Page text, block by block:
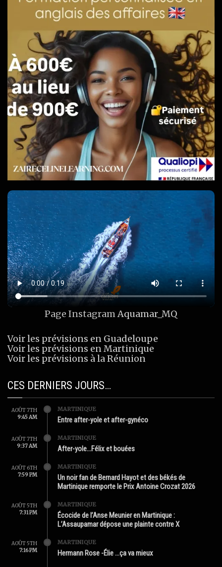
Page InstagramAquamar_MQ
Voir les prévisions en Guadeloupe
Voir les prévisions en Martinique
Voir les prévisions à la Réunion
CES DERNIERS JOURS…
AOÛT 7TH
9:45 AM
MARTINIQUE
Entre after-yole et after-gynéco
AOÛT 7TH
9:37 AM
MARTINIQUE
After-yole…Félix et bouées
AOÛT 6TH
7:59 PM
MARTINIQUE
Un noir fan de Bernard Hayot et des békés de
Martinique remporte le Prix Antoine Crozat 2026
AOÛT 5TH
7:31 PM
MARTINIQUE
Écocide de l’Anse Meunier en Martinique :
L’Assaupamar dépose une plainte contre X
AOÛT 5TH
7:16 PM
MARTINIQUE
Hermann Rose -Élie …ça va mieux